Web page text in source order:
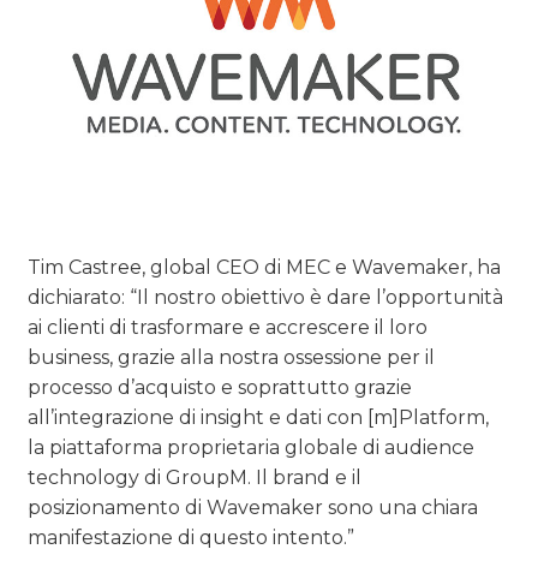
Tim Castree, global CEO di MEC e Wavemaker, ha
dichiarato: “Il nostro obiettivo è dare l’opportunità
ai clienti di trasformare e accrescere il loro
business, grazie alla nostra ossessione per il
processo d’acquisto e soprattutto grazie
all’integrazione di insight e dati con [m]Platform,
la piattaforma proprietaria globale di audience
technology di GroupM. Il brand e il
posizionamento di Wavemaker sono una chiara
manifestazione di questo intento.”